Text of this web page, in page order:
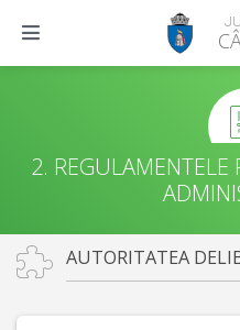
2. REGULAMENTELE
AUTORITATEA